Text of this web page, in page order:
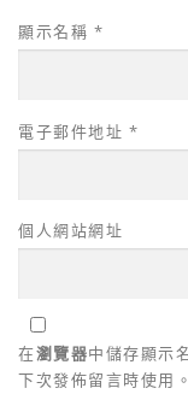
顯示名稱 *
電子郵件地址 *
個人網站網址
在瀏覽器中儲存顯示
下次發佈留言時使用。